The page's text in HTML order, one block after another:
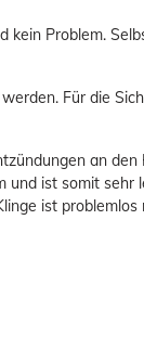
kein Problem.
Für die
an
ist somit
ist